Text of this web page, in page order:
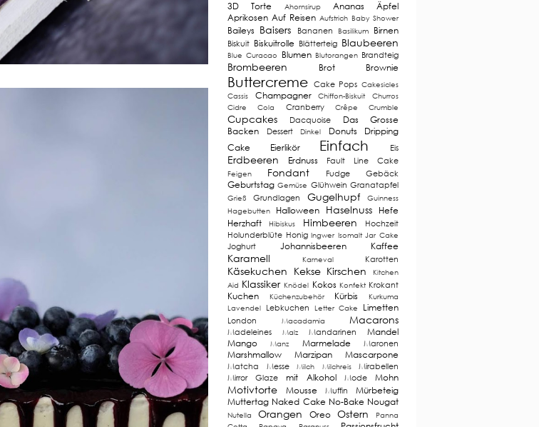
3D Torte Ahornsirup Ananas
Äpfel
Aprikosen Auf Reisen Aufstrich Baby Shower
Baileys Baisers Bananen Basilikum Birnen
Biskuit Biskuitrolle Blätterteig Blaubeeren
Blue Curacao Blumen Blutorangen Brandteig
Brombeeren Brot Brownie
Buttercreme Cake Pops Cakesicles
Cassis
Champagner Chiffon-Biskuit
Churros
Cidre
Cola Cranberry Crêpe Crumble
Cupcakes Dacquoise
Das Grosse
Backen
Dessert Dinkel Donuts
Dripping
Cake
Eierlikör Einfach Eis
Erdbeeren Erdnuss Fault Line Cake
Feigen Fondant Fudge Gebäck
Geburtstag Gemüse Glühwein Granatapfel
Grieß Grundlagen Gugelhupf
Guinness
Hagebutten
Halloween Haselnuss
Hefe
Herzhaft
Hibiskus Himbeeren
Hochzeit
Holunderblüte Honig Ingwer Isomalt Jar Cake
Joghurt Johannisbeeren Kaffee
Karamell Karneval Karotten
Käsekuchen Kekse Kirschen
Kitchen
Aid Klassiker Knödel Kokos Konfekt Krokant
Kuchen Küchenzubehör Kürbis
Kurkuma
Lavendel
Lebkuchen Letter Cake Limetten
London Macadamia Macarons
Madeleines Malz Mandarinen
Mandel
Mango
Manz Marmelade Maronen
Marshmallow Marzipan Mascarpone
Matcha Messe Milch Milchreis
Mirabellen
Mirror Glaze
mit Alkohol Mode Mohn
Motivtorte Mousse Muffin
Mürbeteig
Muttertag Naked Cake No-Bake Nougat
Nutella Orangen Oreo Ostern
Panna